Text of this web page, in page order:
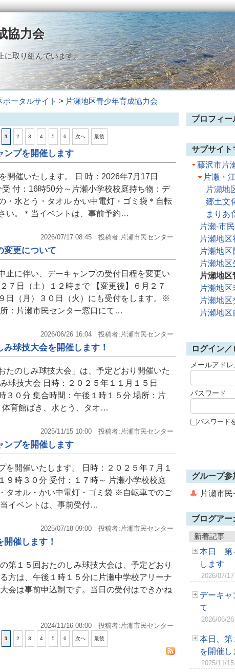
協力会
に取り組んでいます。
ータルサイト > 片瀬地区青少年育成協力会
1 2 3 4 5 6 次へ 最後
プを開催します
開催いたします。 日 時：2026年7月17日
受 付：16時50分～片瀬小学校校庭持ち物：デ
・水とう・タオル かい中電灯・ゴミ袋＊自転
い。＊当イベントは、事前予約…
2026/07/17 08:45 投稿者:片瀬市民センター
変更について
止に伴い、デーキャンプの受付日程を変更い
７日（土）１２時まで 【変更後】６月２７
日（月）３０日（火）にも受付をします。※
：片瀬市民センター窓口にて…
2026/06/26 16:04 投稿者:片瀬市民センター
球技大会を開催します！
たのしみ球技大会」は、予定どおり開催いた
球技大会 日時：２０２５年１１月１５日
３０分 集合時間：午後１時１５分 場所：片
育館ばき、水とう、タオ…
2025/11/15 10:00 投稿者:片瀬市民センター
プを開催します
を開催いたします。 日時：２０２５年７月１
９時３０分 受付：１７時～ 片瀬小学校校庭
タオル・かい中電灯・ゴミ袋 ※自転車でのご
イベントは、事前受付…
2025/07/18 09:00 投稿者:片瀬市民センター
催します！
第１５回おたのしみ球技大会は、予定どおり
方は、午後１時１５分に片瀬中学校アリーナ
会は事前申込制です。当日の受付はできかね
2024/11/16 08:00 投稿者:片瀬市民センター
1 2 3 4 5 6 次へ 最後
プロフィー
サブサイト
藤沢市片
片瀬・
片瀬地
郷土文
まりあ
片瀬‐市
片瀬地
片瀬地区
片瀬地
片瀬地
片瀬地
片瀬地
片瀬地
ログイン／
メールアドレ
パスワード
パスワード
グループ参
片瀬市
ブログアー
新着記事
本日 第
します
2026/07/
デーキャ
て
2026/06/
本日、第
を開催し
2025/11/